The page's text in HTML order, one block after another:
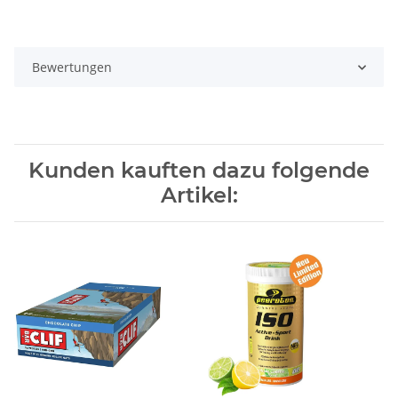
Bewertungen
Kunden kauften dazu folgende
Artikel: